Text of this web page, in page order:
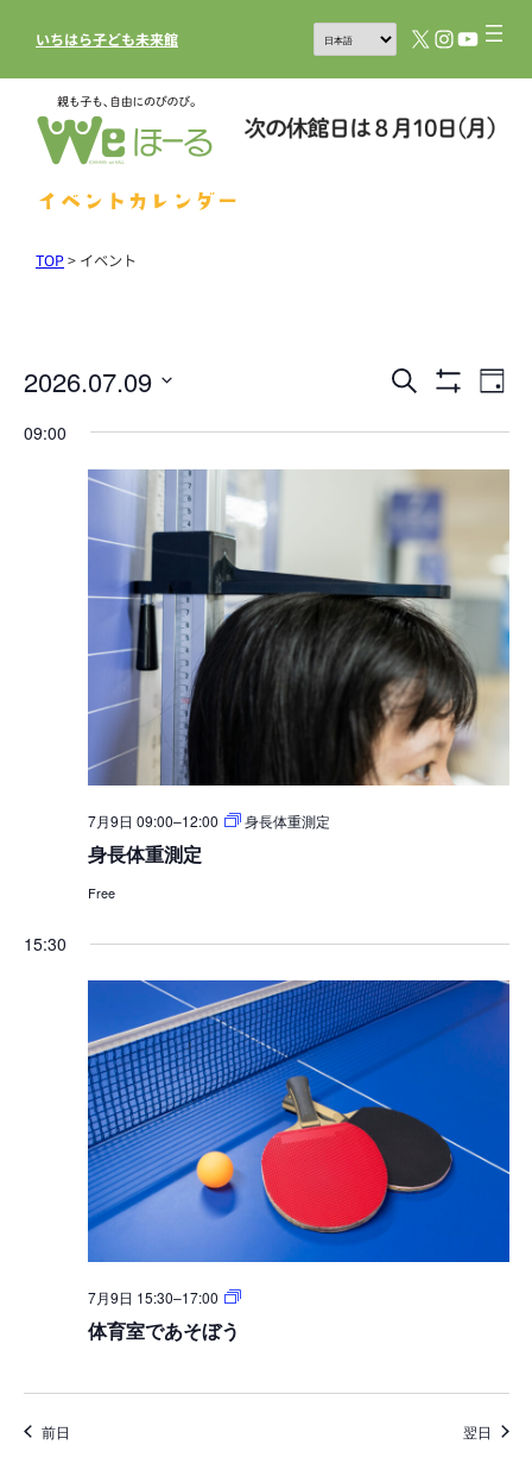
いちはら子ども未来館 X Instagram
YouTube
イベントカレンダー
TOP> イベント
イ
ト
を
検
索
し
て
ナ
ビ
ゲ
表
検
ル
イ
ト
ュ
ー
ナ
ビ
ゲ
ョ
Day
2026.07.09
付
09:00
7月9日 09:00–12:00 身長体重測定
身長体重測定
Free
15:30
7月9日 15:30–17:00
体
そ
体育室であそぼう
前日 翌日